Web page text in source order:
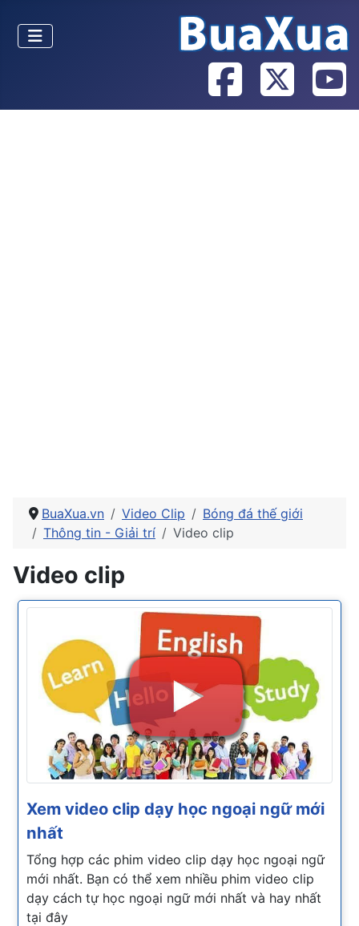
BuaXua.vn Video Clip
Bóng đá thế giới
Thông tin - Giải trí
Video clip
Video clip
Xem video clip dạy học ngoại ngữ mới
nhất
Tổng hợp các phim video clip dạy học ngoại ngữ
mới nhất. Bạn có thể xem nhiều phim video clip
dạy cách tự học ngoại ngữ mới nhất và hay nhất
tại đây